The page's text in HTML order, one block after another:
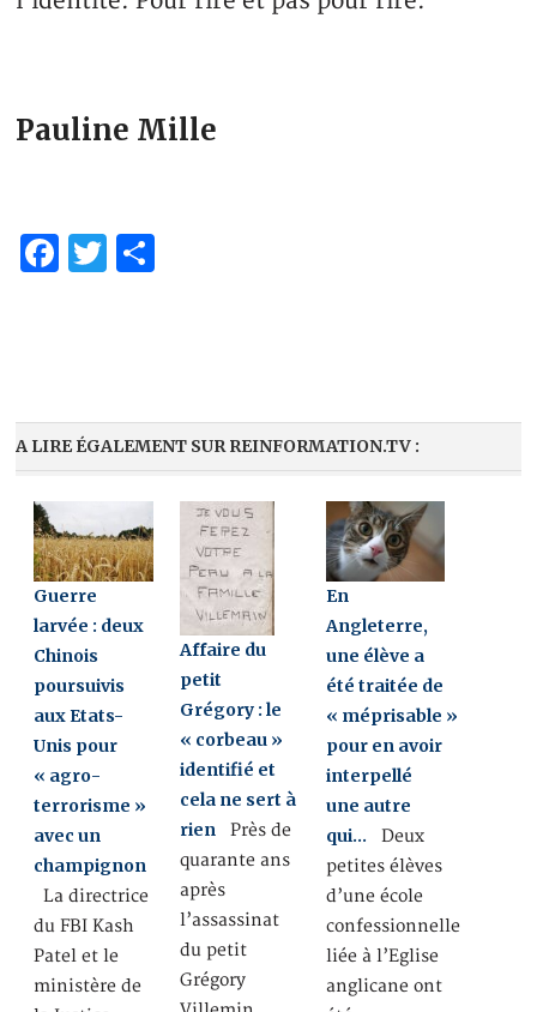
Pauline Mille
Facebook
Twitter
A LIRE ÉGALEMENT SUR REINFORMATION.TV :
Guerre
larvée : deux
Chinois
poursuivis
aux Etats-
Unis pour
« agro-
terrorisme »
avec un
champignon
La directrice
du FBI Kash
Patel et le
ministère de
Affaire du
petit
Grégory : le
« corbeau »
identifié et
cela ne sert à
rien Près de
quarante ans
après
l’assassinat
du petit
Grégory
En
Angleterre,
une élève a
été traitée de
« méprisable »
pour en avoir
interpellé
une autre
qui… Deux
petites élèves
d’une école
confessionnelle
liée à l’Eglise
anglicane ont